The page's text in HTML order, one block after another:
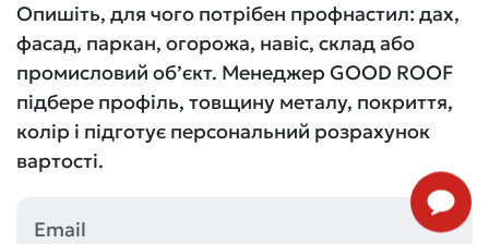
Опишіть, для чого потрібен профнастил: дах,
фасад, паркан, огорожа, навіс, склад або
промисловий об’єкт. Менеджер GOOD ROOF
підбере профіль, товщину металу, покриття,
колір і підготує персональний розрахунок
вартості.